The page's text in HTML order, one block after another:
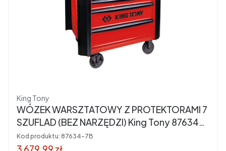
Producent
King Tony
WÓZEK WARSZTATOWY Z PROTEKTORAMI 7
SZUFLAD (BEZ NARZĘDZI) King Tony 87634-
7B
Kod produktu: 87634-7B
Cena promocyjna brutto